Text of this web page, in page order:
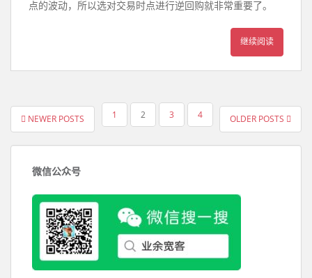
点的波动，所以选对交易时点进行逆回购就非常重要了。
继续阅读
文
章
导
NEWER POSTS 1 2 3 4 OLDER POSTS
微信公众号